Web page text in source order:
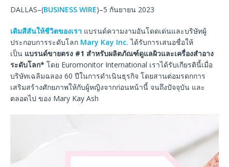
DALLAS–(BUSINESS WIRE)–5 กันยายน 2023
เติมสีสันให้ชีวิตของเรา แบรนด์ความงามอันโดดเด่นและบริษัทผู้
ประกอบการระดับโลก Mary Kay Inc. ได้รับการเสนอชื่อให้
เป็น แบรนด์ขายตรง #1 สำหรับผลิตภัณฑ์ดูแลผิวและเครื่องสำอาง
ระดับโลก* โดย Euromonitor International เราได้รับเกียรตินี้เมื่อ
บริษัทเฉลิมฉลอง 60 ปีในการดำเนินธุรกิจ โดยสานต่อมรดกการ
เสริมสร้างศักยภาพให้กับผู้หญิงจากก่อนหน้านี้ จนถึงปัจจุบัน และ
ตลอดไป ของ Mary Kay Ash